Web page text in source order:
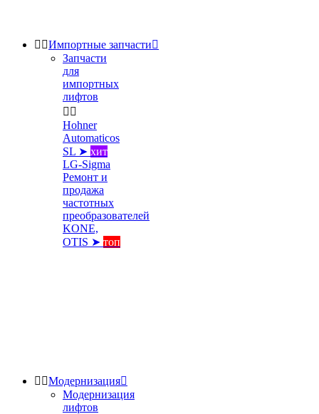
 Импортные запчасти
Запчасти
для
импортных
лифтов
 
Hohner
Automaticos
SL ➤ хит
LG-Sigma
Ремонт и
продажа
частотных
преобразователей
KONE,
OTIS ➤ топ
 Модернизация
Модернизация
лифтов